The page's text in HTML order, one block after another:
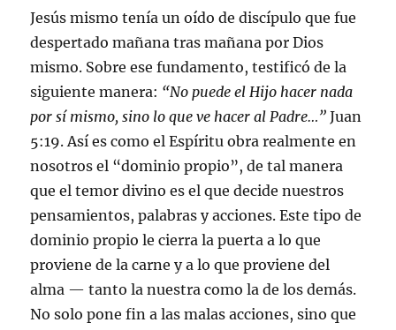
Jesús mismo tenía un oído de discípulo que fue
despertado mañana tras mañana por Dios
mismo. Sobre ese fundamento, testificó de la
siguiente manera: “No puede el Hijo hacer nada
por sí mismo, sino lo que ve hacer al Padre…” Juan
5:19. Así es como el Espíritu obra realmente en
nosotros el “dominio propio”, de tal manera
que el temor divino es el que decide nuestros
pensamientos, palabras y acciones. Este tipo de
dominio propio le cierra la puerta a lo que
proviene de la carne y a lo que proviene del
alma — tanto la nuestra como la de los demás.
No solo pone fin a las malas acciones, sino que